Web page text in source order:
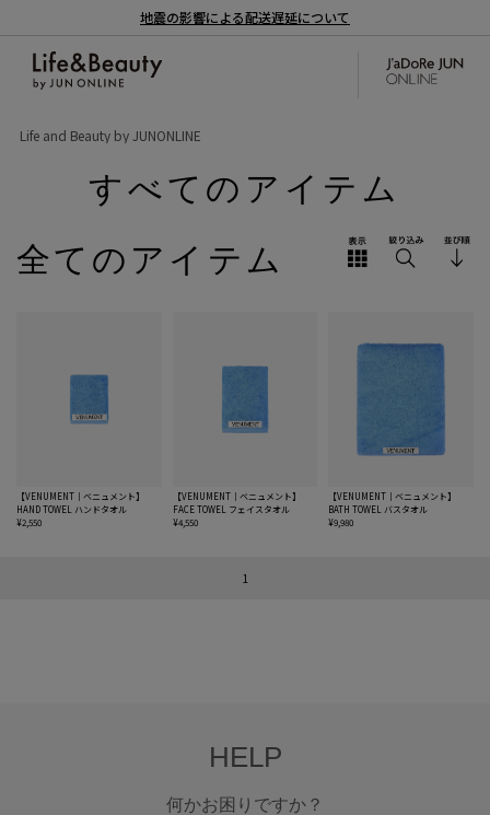
地震の影響による配送遅延について
Life and Beauty by JUNONLINE
すべてのアイテム
全てのアイテム
【VENUMENT｜ベニュメント】
HAND TOWEL ハンドタオル
¥2,550
【VENUMENT｜ベニュメント】
FACE TOWEL フェイスタオル
¥4,550
【VENUMENT｜ベニュメント】
BATH TOWEL バスタオル
¥9,980
1
HELP
何かお困りですか？